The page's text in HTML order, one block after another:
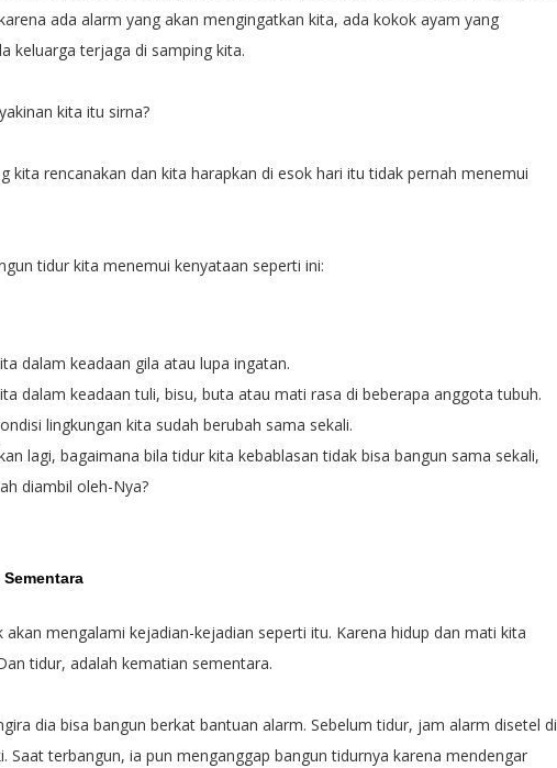
ada alarm yang akan mengingatkan kita, ada kokok ayam yang
keluarga terjaga di samping kita.
kita itu sirna?
kita rencanakan dan kita harapkan di esok hari itu tidak pernah menemui
tidur kita menemui kenyataan seperti ini:
dalam keadaan gila atau lupa ingatan.
dalam keadaan tuli, bisu, buta atau mati rasa di beberapa anggota tubuh.
lingkungan kita sudah berubah sama sekali.
lagi, bagaimana bila tidur kita kebablasan tidak bisa bangun sama sekali,
diambil oleh-Nya?
akan mengalami kejadian-kejadian seperti itu. Karena hidup dan mati kita
tidur, adalah kematian sementara.
dia bisa bangun berkat bantuan alarm. Sebelum tidur, jam alarm disetel di
Saat terbangun, ia pun menganggap bangun tidurnya karena mendengar